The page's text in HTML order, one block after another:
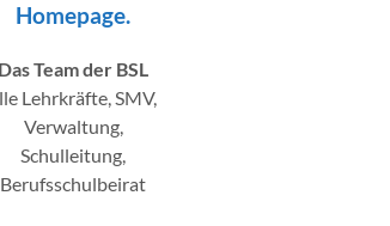
Homepage.
Das Team der BSL
Lehrkräfte, SMV,
Verwaltung,
Schulleitung,
Berufsschulbeirat